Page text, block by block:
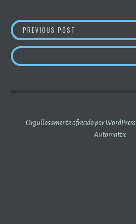
NAVEGACIÓN
DE
PREVIOUS POST
Orgullosamente ofrecido por WordPress
Automattic.